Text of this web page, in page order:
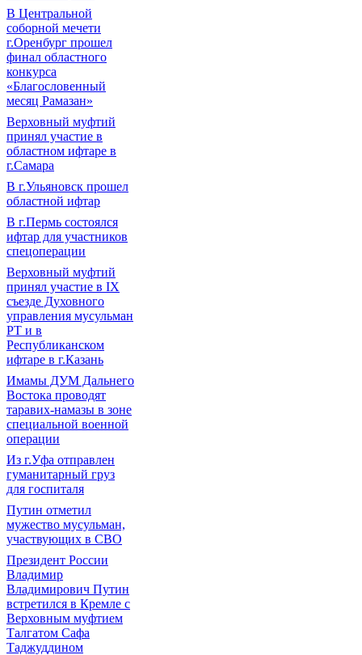
В Центральной
соборной мечети
г.Оренбург прошел
финал областного
конкурса
«Благословенный
месяц Рамазан»
Верховный муфтий
принял участие в
областном ифтаре в
г.Самара
В г.Ульяновск прошел
областной ифтар
В г.Пермь состоялся
ифтар для участников
спецоперации
Верховный муфтий
принял участие в IХ
съезде Духовного
управления мусульман
РТ и в
Республиканском
ифтаре в г.Казань
Имамы ДУМ Дальнего
Востока проводят
таравих-намазы в зоне
специальной военной
операции
Из г.Уфа отправлен
гуманитарный груз
для госпиталя
Путин отметил
мужество мусульман,
участвующих в СВО
Президент России
Владимир
Владимирович Путин
встретился в Кремле с
Верховным муфтием
Талгатом Сафа
Таджуддином